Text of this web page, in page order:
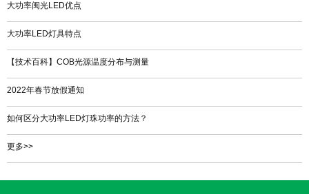
大功率闽光LED优点
大功率LED灯具特点
【技术百科】COB光源温度分布与测量
2022年春节放假通知
如何区分大功率LED灯珠功率的方法？
更多>>